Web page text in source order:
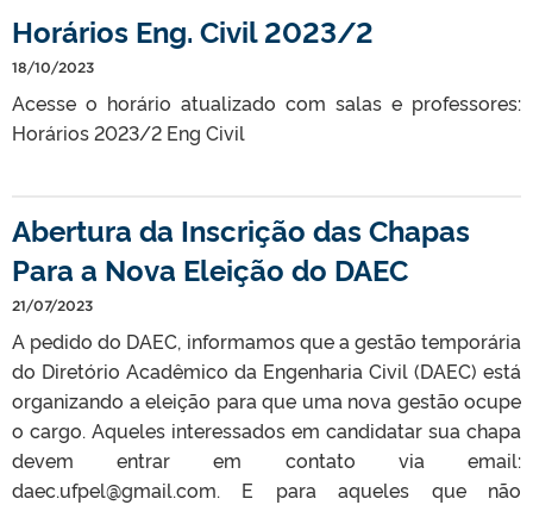
Horários Eng. Civil 2023/2
18/10/2023
Acesse o horário atualizado com salas e professores:
Horários 2023/2 Eng Civil
Abertura da Inscrição das Chapas
Para a Nova Eleição do DAEC
21/07/2023
A pedido do DAEC, informamos que a gestão temporária
do Diretório Acadêmico da Engenharia Civil (DAEC) está
organizando a eleição para que uma nova gestão ocupe
o cargo. Aqueles interessados em candidatar sua chapa
devem entrar em contato via email:
daec.ufpel@gmail.com. E para aqueles que não